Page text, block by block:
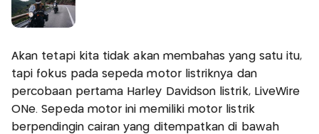
Akan tetapi kita tidak akan membahas yang satu itu,
tapi fokus pada sepeda motor listriknya dan
percobaan pertama Harley Davidson listrik, LiveWire
ONe. Sepeda motor ini memiliki motor listrik
berpendingin cairan yang ditempatkan di bawah